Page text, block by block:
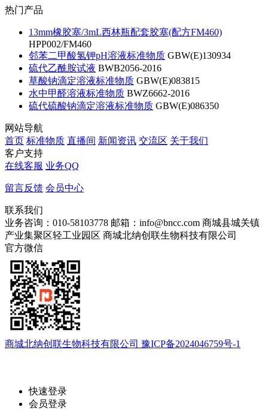
热门产品
13mm橡胶塞/3mL西林瓶配套胶塞(配方FM460)
HPP002/FM460
邻苯二甲酸氢钾pH溶液标准物质 GBW(E)130934
硫代乙酰胺试液 BWB2056-2016
草酸钠滴定溶液标准物质 GBW(E)083815
水中甲醛溶液标准物质 BWZ6662-2016
硫代硫酸钠滴定溶液标准物质 GBW(E)086350
网站导航
首页 标准物质 直播间 新闻资讯 交流区 关于我们
客户支持
在线客服 业务QQ
留言反馈 会员中心
联系我们
业务咨询：010-58103778 邮箱：info@bncc.com 商城县城关镇
产业集聚区轻工业园区 商城北纳创联生物科技有限公司
官方微信
商城北纳创联生物科技有限公司 豫ICP备2024046759号-1
快速登录
会员登录